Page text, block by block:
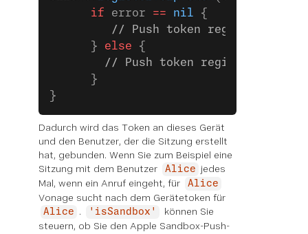
      if
error == nil {
         // Push token registered
      }
else {
// Push token registration
      }
}
Dadurch wird das Token an dieses Gerät
und den Benutzer, der die Sitzung erstellt
hat, gebunden. Wenn Sie zum Beispiel eine
Sitzung mit dem Benutzer
Alice
jedes
Mal, wenn ein Anruf eingeht, für
Alice
Vonage sucht nach dem Gerätetoken für
Alice . 'isSandbox'
können Sie
steuern, ob Sie den Apple Sandbox-Push-